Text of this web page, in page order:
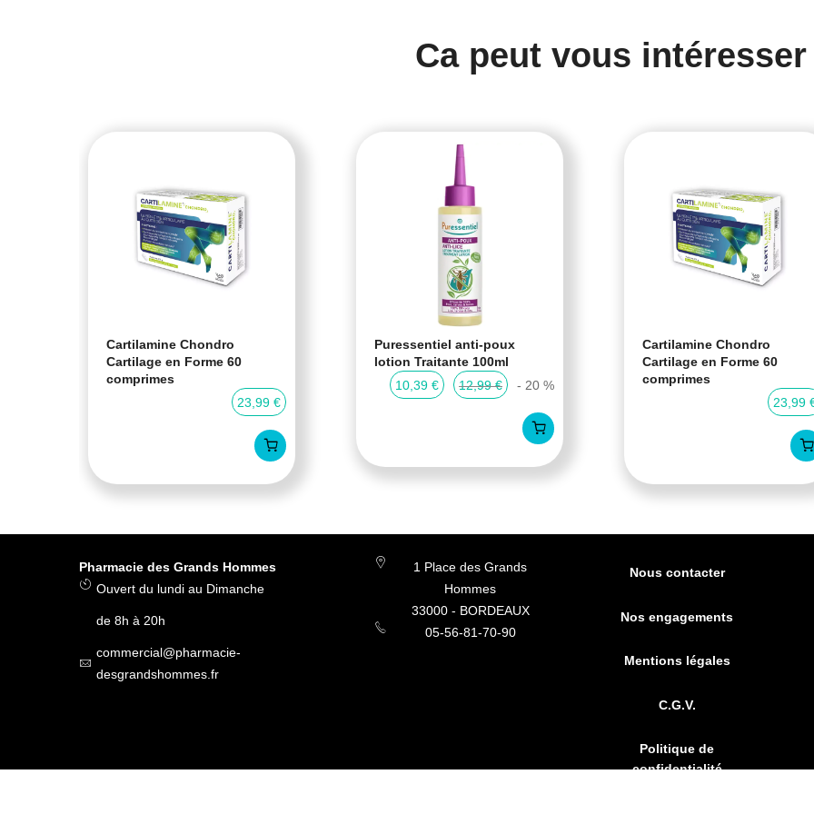
Ca peut vous intéresser
Cartilamine Chondro
Cartilage en Forme 60
comprimes
23,99 €
Puressentiel anti-poux
lotion Traitante 100ml
10,39 €
12,99 € - 20 %
Cartilamine Chondro
Cartilage en Forme 60
comprimes
23,99
Pharmacie des Grands Hommes
Ouvert du lundi au Dimanche
de 8h à 20h
commercial@pharmacie-
desgrandshommes.fr
1 Place des Grands
Hommes
33000 - BORDEAUX
05-56-81-70-90
Nous contacter
Nos engagements
Mentions légales
C.G.V.
Politique de
confidentialité